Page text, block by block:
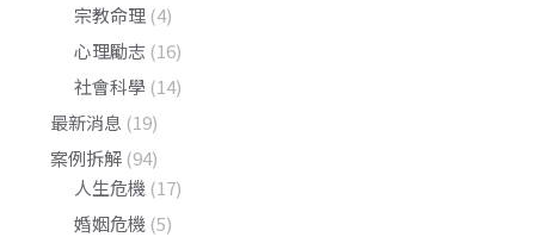
宗教命理 (4)
心理勵志 (16)
社會科學 (14)
最新消息 (19)
案例拆解 (94)
人生危機 (17)
婚姻危機 (5)